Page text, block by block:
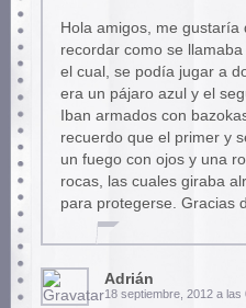
Hola amigos, me
recordar como se
el cual, se podía jugar a
era un pájaro azul y el
Iban armados con
recuerdo que el primer y
un fuego con ojos y una
rocas, las cuales giraba
para protegerse. Gracias
Adrián
18 septiembre, 2012 a las